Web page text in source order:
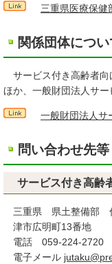
三重県医療保健
関係団体につい
サービス付き高齢者向
ほか、一般財団法人サー
一般財団法人サ
問い合わせ先等
サービス付き高齢
三重県 県土整備部
津市広明町13番地
電話 059-224-
電子メール